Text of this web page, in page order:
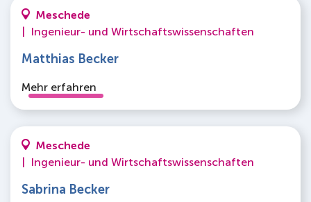
Meschede
| Ingenieur- und Wirtschaftswissenschaften
Matthias Becker
Mehr erfahren
Meschede
| Ingenieur- und Wirtschaftswissenschaften
Sabrina Becker